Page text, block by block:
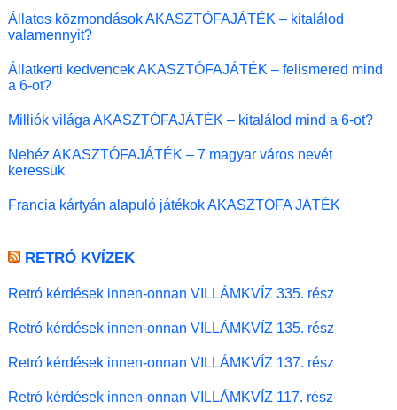
Állatos közmondások AKASZTÓFAJÁTÉK – kitalálod
valamennyit?
Állatkerti kedvencek AKASZTÓFAJÁTÉK – felismered mind
a 6-ot?
Milliók világa AKASZTÓFAJÁTÉK – kitalálod mind a 6-ot?
Nehéz AKASZTÓFAJÁTÉK – 7 magyar város nevét
keressük
Francia kártyán alapuló játékok AKASZTÓFA JÁTÉK
RETRÓ KVÍZEK
Retró kérdések innen-onnan VILLÁMKVÍZ 335. rész
Retró kérdések innen-onnan VILLÁMKVÍZ 135. rész
Retró kérdések innen-onnan VILLÁMKVÍZ 137. rész
Retró kérdések innen-onnan VILLÁMKVÍZ 117. rész